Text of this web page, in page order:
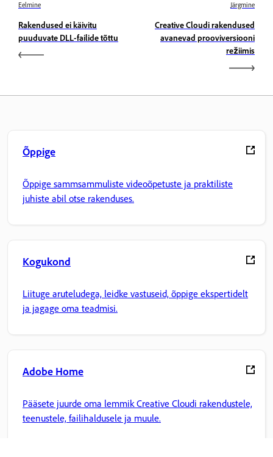
Eelmine
Rakendused ei käivitu
puuduvate DLL-failide tõttu
Järgmine
Creative Cloudi rakendused
avanevad prooviversiooni
režiimis
Õppige
Õppige sammsammuliste videoõpetuste ja praktiliste
juhiste abil otse rakenduses.
Kogukond
Liituge aruteludega, leidke vastuseid, õppige ekspertidelt
ja jagage oma teadmisi.
Adobe Home
Pääsete juurde oma lemmik Creative Cloudi rakendustele,
teenustele, failihaldusele ja muule.